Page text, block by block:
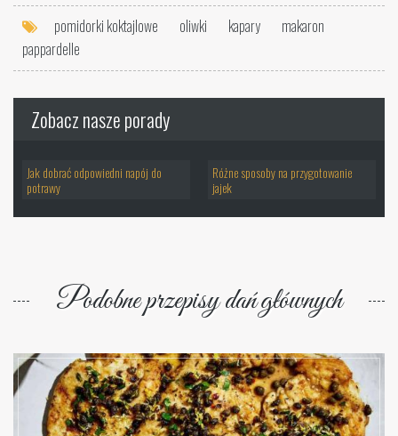
pomidorki koktajlowe oliwki kapary
makaron
pappardelle
Zobacz nasze porady
Jak dobrać odpowiedni napój do
potrawy
Różne sposoby na przygotowanie
jajek
Podobne przepisy dań głównych